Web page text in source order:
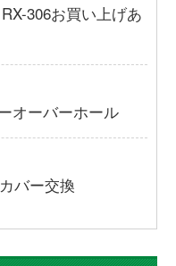
306お買い上げあ
オーバーホール
バー交換